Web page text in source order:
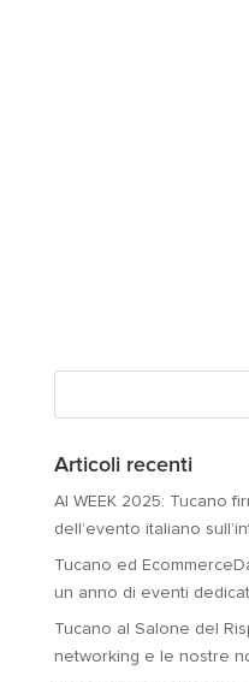
Articoli recenti
AI WEEK 2025: Tucano
dell’evento italiano
Tucano ed
un anno di eventi
Tucano al Salone del
networking e le nostre